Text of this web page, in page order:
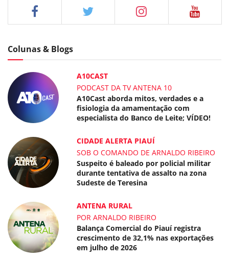
Colunas & Blogs
A10CAST
PODCAST DA TV ANTENA 10
A10Cast aborda mitos, verdades e a
fisiologia da amamentação com
especialista do Banco de Leite; VÍDEO!
CIDADE ALERTA PIAUÍ
SOB O COMANDO DE ARNALDO RIBEIRO
Suspeito é baleado por policial militar
durante tentativa de assalto na zona
Sudeste de Teresina
ANTENA RURAL
POR ARNALDO RIBEIRO
Balança Comercial do Piauí registra
crescimento de 32,1% nas exportações
em julho de 2026